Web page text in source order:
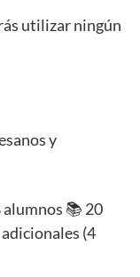
utilizar ningún
y
📚 20
(4